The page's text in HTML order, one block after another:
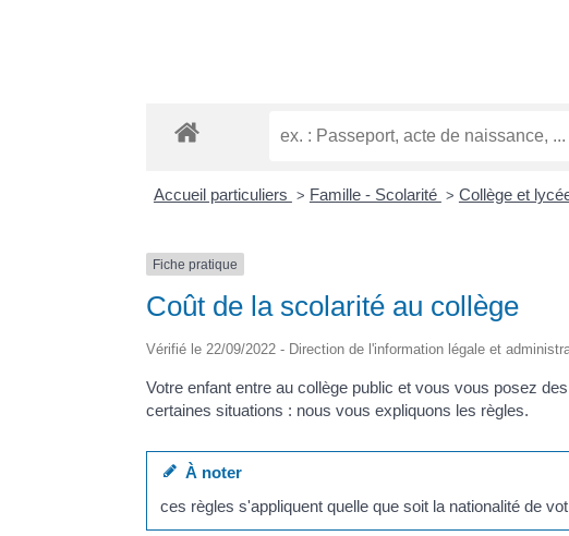
Accueil particuliers > Famille - Scolarité > Collège et
Fiche pratique
Coût de la scolarité au collège
Vérifié le 22/09/2022 - Direction de l'information légale et
Votre enfant entre au collège public et vous vous posez
certaines situations : nous vous expliquons les règles.
À noter
ces règles s'appliquent quelle que soit la nationalité de